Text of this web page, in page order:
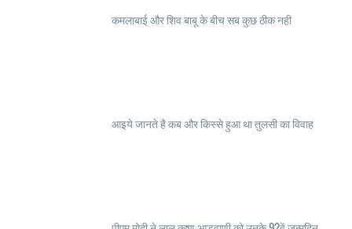
कमलाबाई और शिव बाबू के बीच सब कुछ ठीक नही
आइये जानते है कब और किस्से हुआ था तुलसी का विवाह